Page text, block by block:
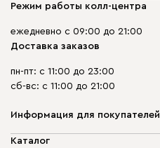
Режим работы колл-центра
ежедневно с 09:00 до 21:00
Доставка заказов
пн-пт: с 11:00 до 23:00
сб-вс: с 11:00 до 21:00
Информация для покупателей
О компании
Каталог